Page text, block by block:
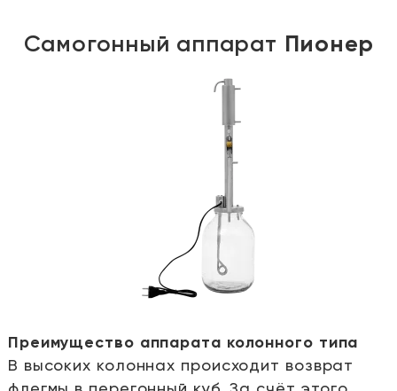
Самогонный аппарат Пионер
Преимущество аппарата колонного типа
В высоких колоннах происходит возврат